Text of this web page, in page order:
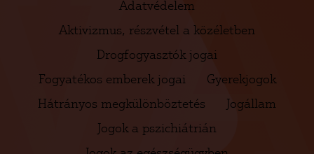
Adatvédelem
Aktivizmus, részvétel a közéletben
Drogfogyasztók jogai
Fogyatékos emberek jogai
Gyerekjogok
Hátrányos megkülönböztetés
Jogállam
Jogok a pszichiátrián